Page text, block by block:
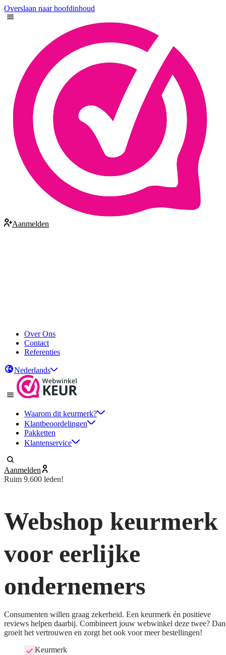
Overslaan naar hoofdinhoud
Aanmelden
Over Ons
Contact
Referenties
Nederlands
Waarom dit keurmerk?
Klantbeoordelingen
Pakketten
Klantenservice
Aanmelden
Ruim 9.600 leden!
Webshop keurmerk
voor eerlijke
ondernemers
Consumenten willen graag zekerheid. Een keurmerk én positieve
reviews helpen daarbij. Combineert jouw webwinkel deze twee? Dan
groeit het vertrouwen en zorgt het ook voor meer bestellingen!
Keurmerk